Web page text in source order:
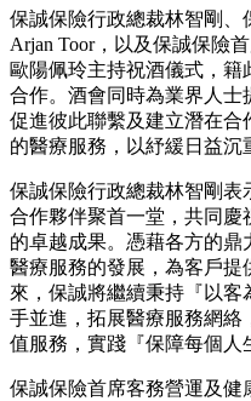
保誠保險行政總裁林智剛、
Arjan Toor，以及保誠保險
歐陽佩玲主持祝酒儀式，
合作。酒會同時為業界人士
促進彼此聯繫及建立潛在
的醫療服務，以紓緩日益沉
保誠保險行政總裁林智剛表
合作夥伴聚首一堂，共同
的卓越成果。憑藉各方的
醫療服務的發展，為客戶提
來，保誠將繼續秉持『以
手並進，拓展醫療服務網絡
值服務，實踐『保障每個人
保誠保險首席客務營運及健